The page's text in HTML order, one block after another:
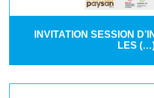
INVITATION SESSION
LES